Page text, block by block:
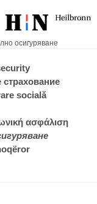
осигуряване
socială
ασφάλιση